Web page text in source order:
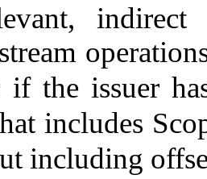
indirect
the issuer
includes
including